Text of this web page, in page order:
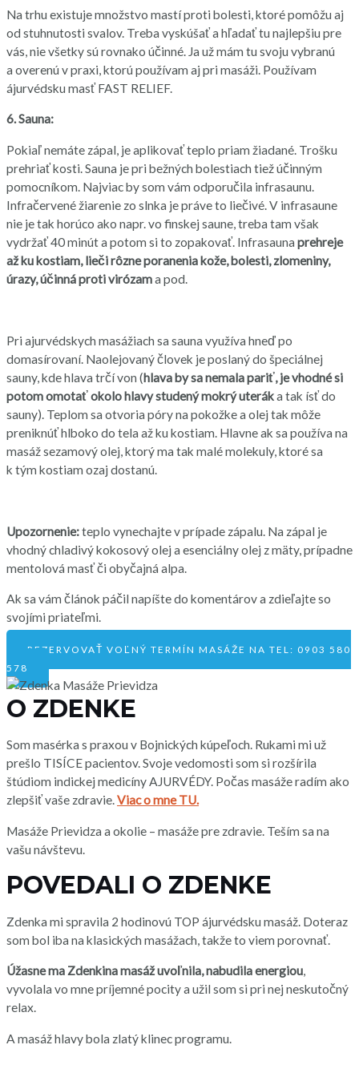
Na trhu existuje množstvo mastí proti bolesti, ktoré pomôžu aj
od stuhnutosti svalov. Treba vyskúšať a hľadať tu najlepšiu pre
vás, nie všetky sú rovnako účinné. Ja už mám tu svoju vybranú
a overenú v praxi, ktorú používam aj pri masáži. Používam
ájurvédsku masť FAST RELIEF.
6. Sauna:
Pokiaľ nemáte zápal, je aplikovať teplo priam žiadané. Trošku
prehriať kosti. Sauna je pri bežných bolestiach tiež účinným
pomocníkom. Najviac by som vám odporučila infrasaunu.
Infračervené žiarenie zo slnka je práve to liečivé. V infrasaune
nie je tak horúco ako napr. vo finskej saune, treba tam však
vydržať 40 minút a potom si to zopakovať. Infrasauna prehreje
až ku kostiam, lieči rôzne poranenia kože, bolesti, zlomeniny,
úrazy, účinná proti virózama pod.
Pri ajurvédskych masážiach sa sauna využíva hneď po
domasírovaní. Naolejovaný človek je poslaný do špeciálnej
sauny, kde hlava trčí von (hlava by sa nemala pariť, je vhodné si
potom omotať okolo hlavy studený mokrý uteráka tak ísť do
sauny). Teplom sa otvoria póry na pokožke a olej tak môže
preniknúť hlboko do tela až ku kostiam. Hlavne ak sa používa na
masáž sezamový olej, ktorý ma tak malé molekuly, ktoré sa
k tým kostiam ozaj dostanú.
Upozornenie:teplo vynechajte v prípade zápalu. Na zápal je
vhodný chladivý kokosový olej a esenciálny olej z mäty, prípadne
mentolová masť či obyčajná alpa.
Ak sa vám článok páčil napíšte do komentárov a zdieľajte so
svojími priateľmi.
REZERVOVAŤ VOĽNÝ TERMÍN MASÁŽE NA TEL: 0903 580
578
O ZDENKE
Som masérka s praxou v Bojnických kúpeľoch. Rukami mi už
prešlo TISÍCE pacientov. Svoje vedomosti som si rozšírila
štúdiom indickej medicíny AJURVÉDY. Počas masáže radím ako
zlepšiť vaše zdravie.Viac o mne TU.
Masáže Prievidza a okolie – masáže pre zdravie. Teším sa na
vašu návštevu.
POVEDALI O ZDENKE
Zdenka mi spravila 2 hodinovú TOP ájurvédsku masáž. Doteraz
som bol iba na klasických masážach, takže to viem porovnať.
Úžasne ma Zdenkina masáž uvoľnila, nabudila energiou,
vyvolala vo mne príjemné pocity a užil som si pri nej neskutočný
relax.
A masáž hlavy bola zlatý klinec programu.